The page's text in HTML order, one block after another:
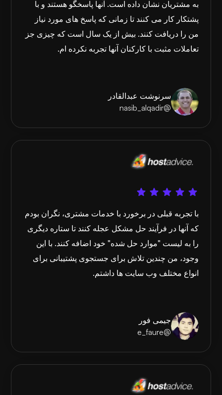
به مشتریان نشان داده است. آنها پاسخگو هستند و با
پشتکار کار می کنند تا زمانی که پاسخ های مورد نیاز
من را دریافت کنند. بیش از یک سال است که چیزی جز
تعاملات مثبت با کارکنان آنها تجربه نکرده ام.
سرنوشت عبدالقادر
@nasib_alqadir
با تجربه قبلی در برخورد با خدمات مشتری، نگران بودم
که آنها در فرآیند حل مشکل عجله کنند تا ستاره دیگری
را به لیست "موارد حل شده" خود اضافه کنند. با این
وجود، من چندین تلاش برای جستجوی پشتیبانی برای
انواع مختلف وب سایت ها داشتم.
جیمی فور
@e_faure